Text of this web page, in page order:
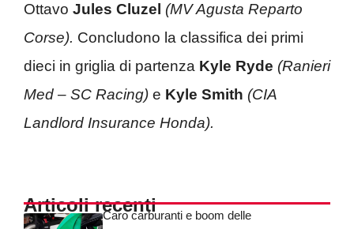
Ottavo Jules Cluzel (MV Agusta Reparto
Corse). Concludono la classifica dei primi
dieci in griglia di partenza Kyle Ryde (Ranieri
Med – SC Racing) e Kyle Smith (CIA
Landlord Insurance Honda).
Articoli recentiCaro carburanti e boom delle